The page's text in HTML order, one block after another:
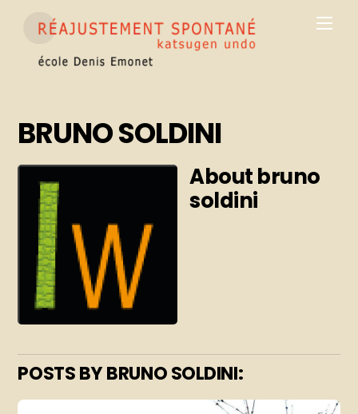
BRUNO SOLDINI
Aboutbruno
soldini
POSTS BY BRUNO SOLDINI: